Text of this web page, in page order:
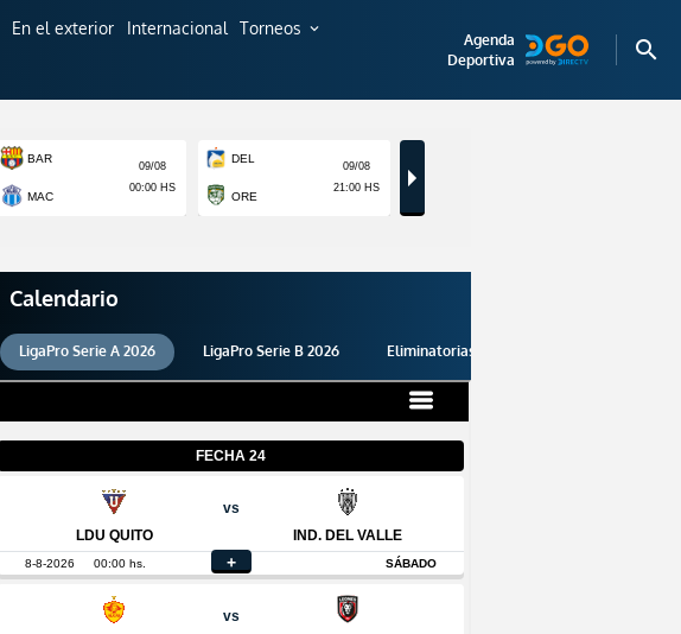
En el exterior Internacional Torneos expand_more
Agenda
Deportiva
search
Calendario
LigaPro Serie A 2026 LigaPro Serie B 2026 Eliminatorias 2026